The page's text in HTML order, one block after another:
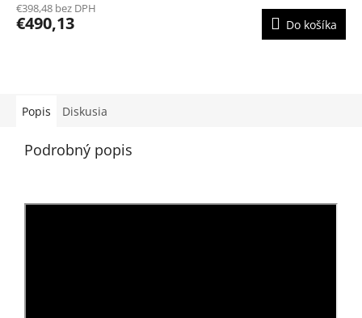
produktu
je
€398,48 bez DPH
€490,13 Do košíka
Popis Diskusia
Podrobný popis